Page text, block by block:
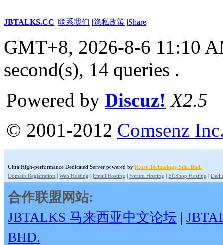
JBTALKS.CC |联系我们 |隐私政策 |Share
GMT+8, 2026-8-6 11:10
second(s), 14 queries .
Powered by Discuz! X2.5
© 2001-2012 Comsenz
Ultra High-performance Dedicated Server powered by iCore Technology Sdn. Bhd.
Domain Registration | Web Hosting | Email Hosting | Forum Hosting | ECShop Hosting |
合作联盟网站:
JBTALKS 马来西亚中文论坛 |
BHD.